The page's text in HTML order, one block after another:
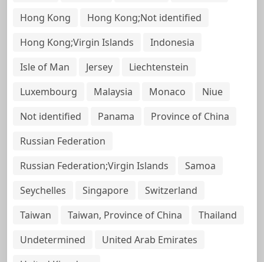
Hong Kong
Hong Kong;Not identified
Hong Kong;Virgin Islands
Indonesia
Isle of Man
Jersey
Liechtenstein
Luxembourg
Malaysia Monaco
Niue
Not identified
Panama
Province of China
Russian Federation
Russian Federation;Virgin Islands
Samoa
Seychelles
Singapore
Switzerland
Taiwan
Taiwan, Province of China
Thailand
Undetermined
United Arab Emirates